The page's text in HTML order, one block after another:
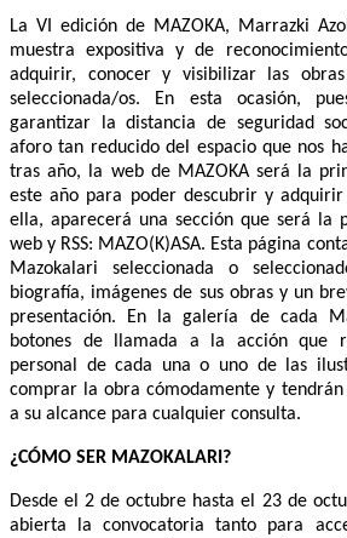
La VI edición de MAZOKA, Marrazki
muestra expositiva y de
adquirir, conocer y visibilizar las
seleccionada/os. En esta ocasión,
garantizar la distancia de seguridad
aforo tan reducido del espacio que nos
tras año, la web de MAZOKA será la
este año para poder descubrir y
ella, aparecerá una sección que será la
web y RSS: MAZO(K)ASA. Esta página
Mazokalari seleccionada o
biografía, imágenes de sus obras y un
presentación. En la galería de cada
botones de llamada a la acción que
personal de cada una o uno de las
comprar la obra cómodamente y
a su alcance para cualquier consulta.
¿CÓMO SER MAZOKALARI?
Desde el 2 de octubre hasta el 23 de
abierta la convocatoria tanto para